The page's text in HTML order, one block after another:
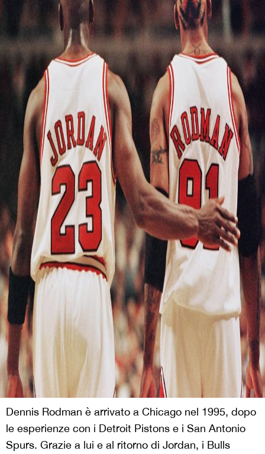
Dennis Rodman è arrivato a Chicago nel 1995, dopo
le esperienze con i Detroit Pistons e i San Antonio
Spurs. Grazie a lui e al ritorno di Jordan, i Bulls